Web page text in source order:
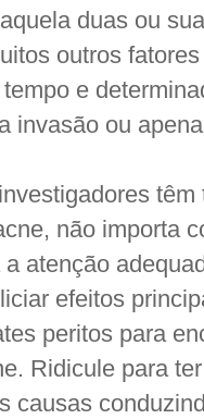
duas ou
outros
e
invasão ou
não importa
atenção
efeitos
peritos para
Ridicule para
causas